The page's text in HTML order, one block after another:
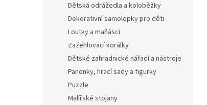
Dětská odrážedla a koloběžky
Dekorativní samolepky pro děti
Loutky a maňásci
Zažehlovací korálky
Dětské zahradnické nářadí a nástroje
Panenky, hrací sady a figurky
Puzzle
Malířské stojany